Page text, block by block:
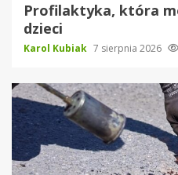
Profilaktyka, która
dzieci
Karol Kubiak 7 sierpnia 2026